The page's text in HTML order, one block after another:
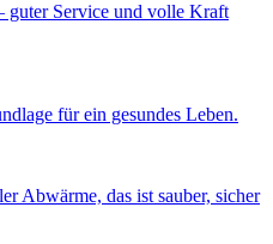
guter Service und volle Kraft
für ein gesundes Leben.
Abwärme, das ist sauber, sicher